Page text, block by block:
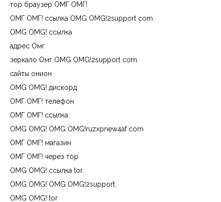
тор браузер ОМГ ОМГ!
ОМГ ОМГ! ссылка OMG OMG!2support com
OMG OMG! ссылка
адрес Омг
зеркало Омг OMG OMG!2support com
сайты онион
OMG OMG! дискорд
ОМГ ОМГ! телефон
ОМГ ОМГ! ссылка
OMG OMG! OMG OMG!ruzxpnew4af com
ОМГ ОМГ! магазин
ОМГ ОМГ! через тор
OMG OMG! ссылка tor
OMG OMG! OMG OMG!2support
OMG OMG! tor